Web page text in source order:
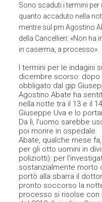
Sono scaduti i termini
quanto accaduto nella
mentre sul pm Agostino
della Cancellieri: «Non
in caserma, a processo».
I termini per le indagini
dicembre scorso:
obbligato dal gip
Agostino Abate ha
nella notte tra il 13 e il
Giuseppe Uva e lo
Da lì, l’uomo sarebbe
poi morire in ospedale.
Abate, qualche mese
per gli otto uomini in
poliziotti): per
sostanzialmente morto
portò alla sbarra il
pronto soccorso la
processo si risolse con